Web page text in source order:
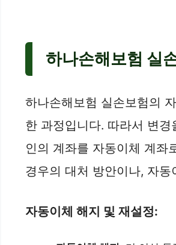
하나손해보험 실
하나손해보험 실손보험의
한 과정입니다. 따라서 변
인의 계좌를 자동이체 계좌
경우의 대처 방안이나, 자
자동이체 해지 및 재설정: